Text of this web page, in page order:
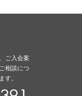
ご入会案
相談につ
す。